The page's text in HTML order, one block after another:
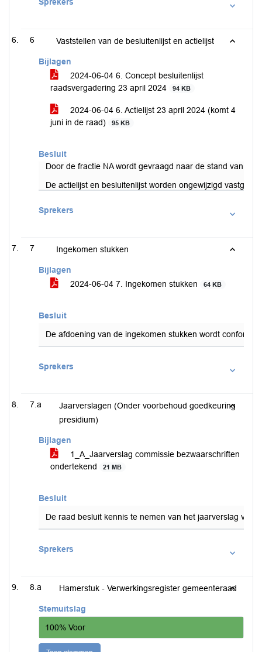
6 Vaststellen van de besluitenlijst en actielijst
Bijlagen
2024-06-04 6. Concept besluitenlijst
raadsvergadering 23 april 2024
94 KB
2024-06-04 6. Actielijst 23 april 2024 (komt 4
juni in de raad)
95 KB
Besluit
Door de fractie NA wordt gevraagd naar de stand van
De actielijst en besluitenlijst worden ongewijzigd
Sprekers
7 Ingekomen stukken
Bijlagen
2024-06-04 7. Ingekomen stukken
64 KB
Besluit
De afdoening van de ingekomen stukken wordt conform
Sprekers
7.a
Jaarverslagen (Onder voorbehoud goedkeuring
presidium)
Bijlagen
1_A_Jaarverslag commissie bezwaarschriften
ondertekend
21 MB
Besluit
De raad besluit kennis te nemen van het jaarverslag van
Sprekers
8.a Hamerstuk - Verwerkingsregister gemeenteraad
Stemuitslag
100% Voor